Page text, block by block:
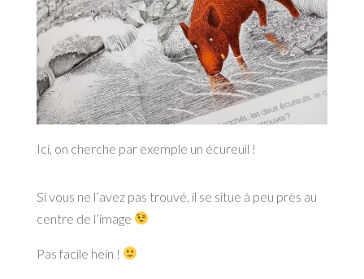
Ici, on cherche par exemple un écureuil !
Si vous ne l’avez pas trouvé, il se situe à peu près au
centre de l’image
Pas facile hein !